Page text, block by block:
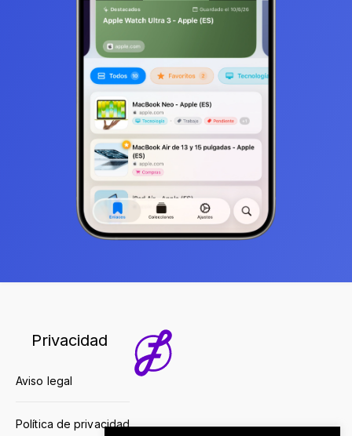
Privacidad
Aviso legal
Política de privacidad